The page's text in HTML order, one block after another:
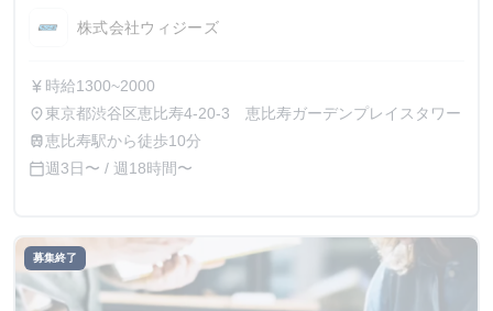
株式会社ウィジーズ
currency_yen 時給1300~2000
place東京都渋谷区恵比寿4-20-3 恵比寿ガーデンプレイスタワー
train恵比寿駅から徒歩10分
calendar_today週3日〜 / 週18時間〜
募集終了